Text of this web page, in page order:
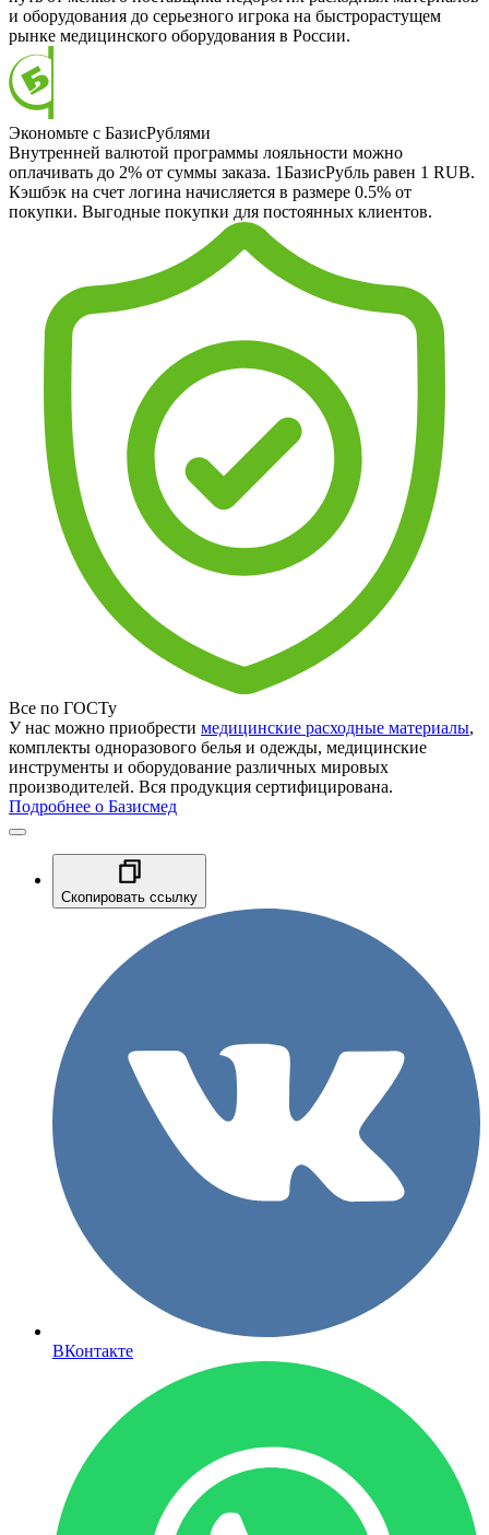
и оборудования до серьезного игрока на быстрорастущем
рынке медицинского оборудования в России.
Экономьте с БазисРублями
Внутренней валютой программы лояльности можно
оплачивать до 2% от суммы заказа. 1БазисРубль равен 1 RUB.
Кэшбэк на счет логина начисляется в размере 0.5% от
покупки. Выгодные покупки для постоянных клиентов.
Все по ГОСТу
У нас можно приобрести медицинские расходные материалы,
комплекты одноразового белья и одежды, медицинские
инструменты и оборудование различных мировых
производителей. Вся продукция сертифицирована.
Подробнее о Базисмед
Скопировать ссылку
ВКонтакте